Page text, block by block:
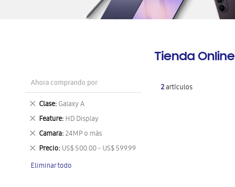
Tienda Online
2artículos
Ahora comprando por
Clase Galaxy A
Eliminar
este
artículo
Feature HD Display
Eliminar
este
artículo
Camara 24MP o más
Eliminar
este
artículo
Precio US$ 500.00 - US$ 599.99
Eliminar
artículo
Eliminar todo